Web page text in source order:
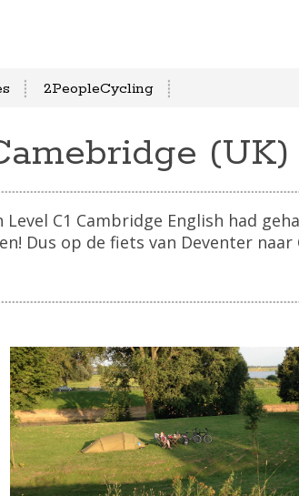
2PeopleCycling
(UK)
C1 Cambridge English had
Dus op de fiets van Deventer naar